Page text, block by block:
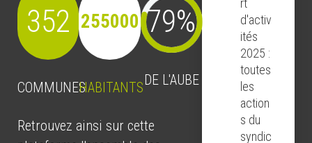
352
COMMUNES
255000
HABITANTS
80%
DE L'AUBE
Retrouvez ainsi sur cette
rt
d'activ
ités
2025 :
toutes
les
action
s du
syndic